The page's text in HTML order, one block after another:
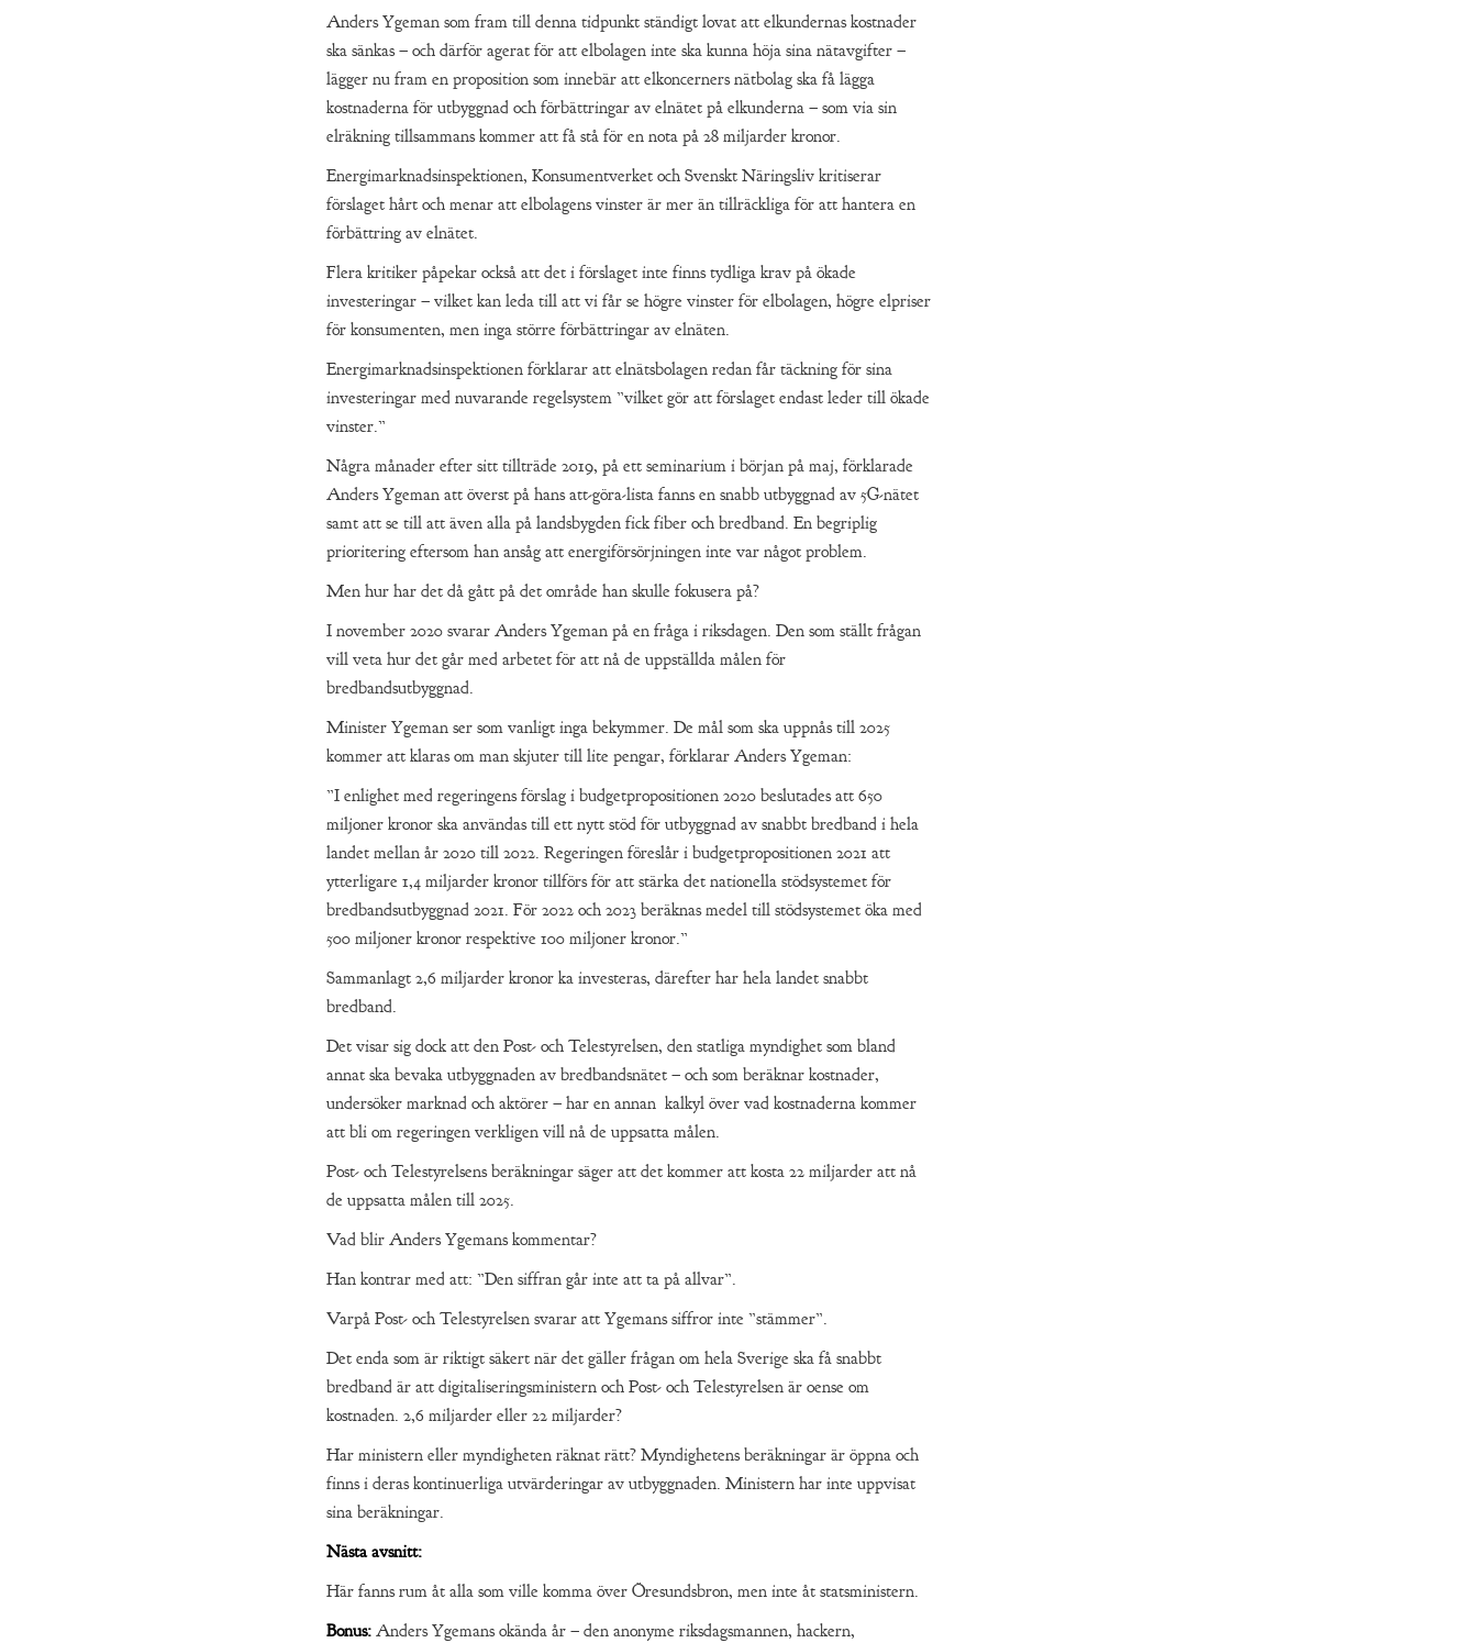
Anders Ygeman som fram till denna tidpunkt ständigt lovat att elkundernas kostnader
ska sänkas – och därför agerat för att elbolagen inte ska kunna höja sina nätavgifter –
lägger nu fram en proposition som innebär att elkoncerners nätbolag ska få lägga
kostnaderna för utbyggnad och förbättringar av elnätet på elkunderna – som via sin
elräkning tillsammans kommer att få stå för en nota på 28 miljarder kronor.
Energimarknadsinspektionen, Konsumentverket och Svenskt Näringsliv kritiserar
förslaget hårt och menar att elbolagens vinster är mer än tillräckliga för att hantera en
förbättring av elnätet.
Flera kritiker påpekar också att det i förslaget inte finns tydliga krav på ökade
investeringar – vilket kan leda till att vi får se högre vinster för elbolagen, högre elpriser
för konsumenten, men inga större förbättringar av elnäten.
Energimarknadsinspektionen förklarar att elnätsbolagen redan får täckning för sina
investeringar med nuvarande regelsystem ”vilket gör att förslaget endast leder till ökade
vinster.”
Några månader efter sitt tillträde 2019, på ett seminarium i början på maj, förklarade
Anders Ygeman att överst på hans att-göra-lista fanns en snabb utbyggnad av 5G-nätet
samt att se till att även alla på landsbygden fick fiber och bredband. En begriplig
prioritering eftersom han ansåg att energiförsörjningen inte var något problem.
Men hur har det då gått på det område han skulle fokusera på?
I november 2020 svarar Anders Ygeman på en fråga i riksdagen. Den som ställt frågan
vill veta hur det går med arbetet för att nå de uppställda målen för
bredbandsutbyggnad.
Minister Ygeman ser som vanligt inga bekymmer. De mål som ska uppnås till 2025
kommer att klaras om man skjuter till lite pengar, förklarar Anders Ygeman:
”I enlighet med regeringens förslag i budgetpropositionen 2020 beslutades att 650
miljoner kronor ska användas till ett nytt stöd för utbyggnad av snabbt bredband i hela
landet mellan år 2020 till 2022. Regeringen föreslår i budgetpropositionen 2021 att
ytterligare 1,4 miljarder kronor tillförs för att stärka det nationella stödsystemet för
bredbandsutbyggnad 2021. För 2022 och 2023 beräknas medel till stödsystemet öka med
500 miljoner kronor respektive 100 miljoner kronor.”
Sammanlagt 2,6 miljarder kronor ka investeras, därefter har hela landet snabbt
bredband.
Det visar sig dock att den Post- och Telestyrelsen, den statliga myndighet som bland
annat ska bevaka utbyggnaden av bredbandsnätet – och som beräknar kostnader,
undersöker marknad och aktörer – har en annan kalkyl över vad kostnaderna kommer
att bli om regeringen verkligen vill nå de uppsatta målen.
Post- och Telestyrelsens beräkningar säger att det kommer att kosta 22 miljarder att nå
de uppsatta målen till 2025.
Vad blir Anders Ygemans kommentar?
Han kontrar med att: ”Den siffran går inte att ta på allvar”.
Varpå Post- och Telestyrelsen svarar att Ygemans siffror inte ”stämmer”.
Det enda som är riktigt säkert när det gäller frågan om hela Sverige ska få snabbt
bredband är att digitaliseringsministern och Post- och Telestyrelsen är oense om
kostnaden. 2,6 miljarder eller 22 miljarder?
Har ministern eller myndigheten räknat rätt? Myndighetens beräkningar är öppna och
finns i deras kontinuerliga utvärderingar av utbyggnaden. Ministern har inte uppvisat
sina beräkningar.
Nästa avsnitt:
Här fanns rum åt alla som ville komma över Öresundsbron, men inte åt statsministern.
Bonus: Anders Ygemans okända år – den anonyme riksdagsmannen, hackern,